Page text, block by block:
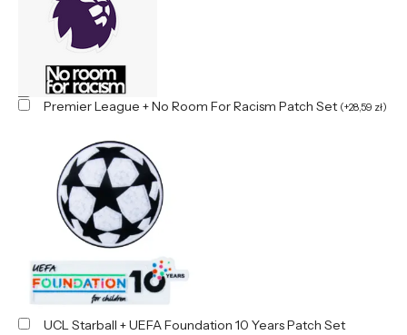
Premier League + No Room For Racism Patch Set (+28,59 zł)
UCL Starball + UEFA Foundation 10 Years Patch Set